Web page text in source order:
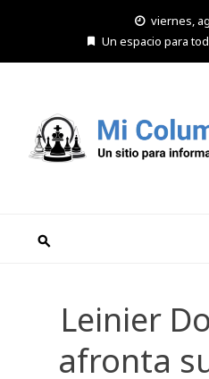
viernes,
Un espacio para
Leinier
afronta